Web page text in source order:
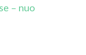
– nuo